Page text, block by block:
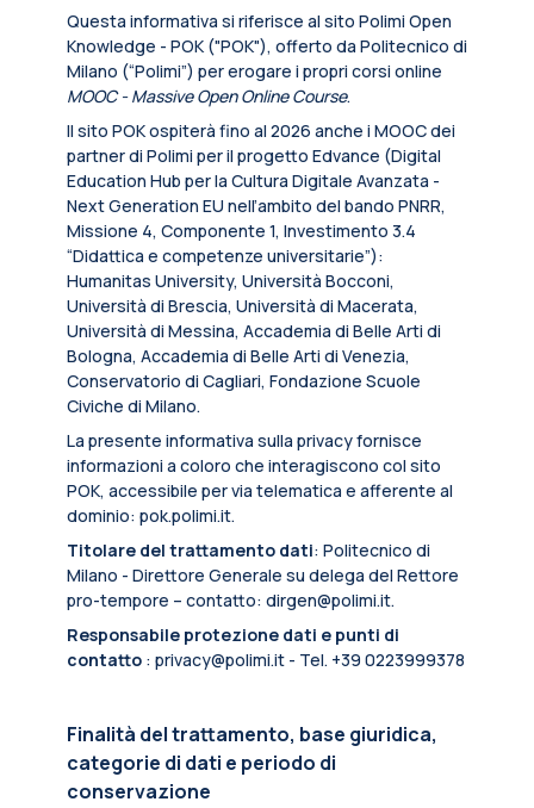
Questa informativa si riferisce al sito Polimi Open
Knowledge - POK ("POK"), offerto da Politecnico di
Milano (“Polimi”) per erogare i propri corsi online
MOOC - Massive Open Online Course.
Il sito POK ospiterà fino al 2026 anche i MOOC dei
partner di Polimi per il progetto Edvance (Digital
Education Hub per la Cultura Digitale Avanzata -
Next Generation EU nell’ambito del bando PNRR,
Missione 4, Componente 1, Investimento 3.4
“Didattica e competenze universitarie”):
Humanitas University, Università Bocconi,
Università di Brescia, Università di Macerata,
Università di Messina, Accademia di Belle Arti di
Bologna, Accademia di Belle Arti di Venezia,
Conservatorio di Cagliari, Fondazione Scuole
Civiche di Milano.
La presente informativa sulla privacy fornisce
informazioni a coloro che interagiscono col sito
POK, accessibile per via telematica e afferente al
dominio: pok.polimi.it.
Titolare del trattamento dati: Politecnico di
Milano - Direttore Generale su delega del Rettore
pro-tempore – contatto: dirgen@polimi.it.
Responsabile protezione dati e punti di
contatto : privacy@polimi.it - Tel. +39 0223999378
Finalità del trattamento, base giuridica,
categorie di dati e periodo di
conservazione